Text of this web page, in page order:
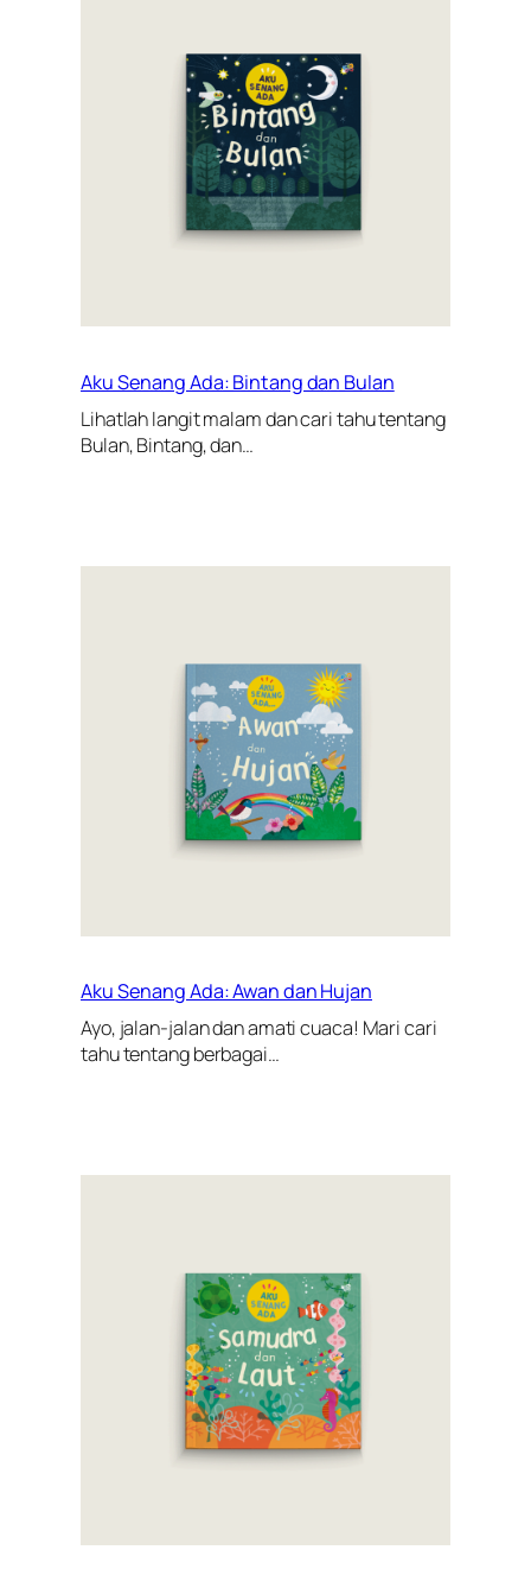
Aku Senang Ada: Bintang dan Bulan
Lihatlah langit malam dan cari tahu tentang
Bulan, Bintang, dan…
Aku Senang Ada: Awan dan Hujan
Ayo, jalan-jalan dan amati cuaca! Mari cari
tahu tentang berbagai…